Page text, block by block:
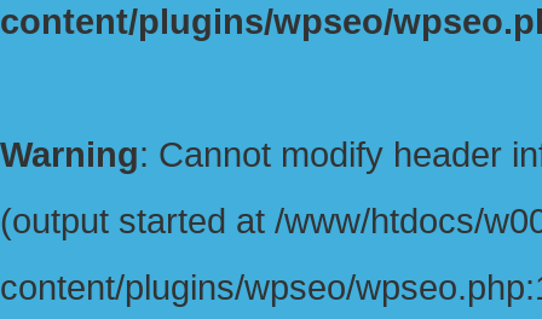
content/plugins/wpseo/
Warning: Cannot modify header
(output started at /www/htdocs/
content/plugins/wpseo/